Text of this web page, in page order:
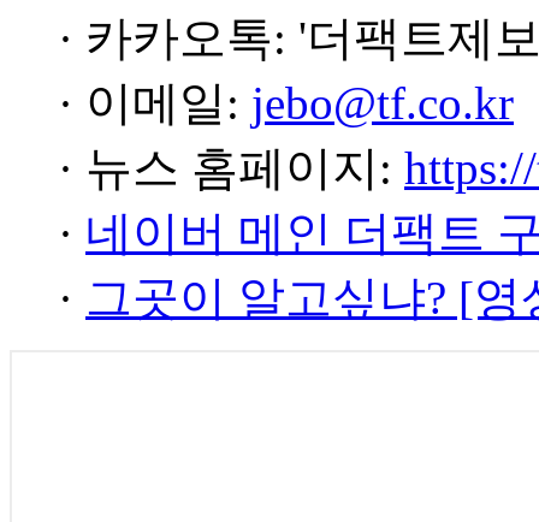
· 카카오톡: '더팩트제
· 이메일: jebo@tf.co.kr
· 뉴스 홈페이지:
· 네이버 메인 더팩트
· 그곳이 알고싶냐? [